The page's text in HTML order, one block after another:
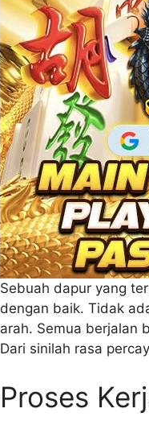
Sebuah dapur yang
dengan baik. Tidak
arah. Semua berjalan
Dari sinilah rasa
Proses